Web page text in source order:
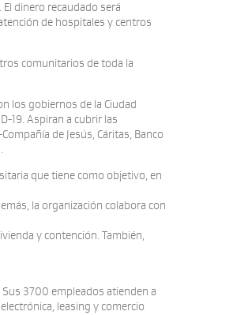
dinero recaudado será
de hospitales y centros
comunitarios de toda la
los gobiernos de la Ciudad
19. Aspiran a cubrir las
de Jesús, Cáritas, Banco
que tiene como objetivo, en
la organización colabora con
y contención. También,
Sus 3700 empleados atienden a
leasing y comercio